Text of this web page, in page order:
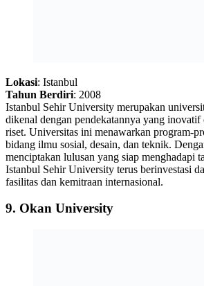
Lokasi: Istanbul
Tahun Berdiri: 2008
Istanbul Sehir University merupakan
dikenal dengan pendekatannya yang
riset. Universitas ini menawarkan program-
bidang ilmu sosial, desain, dan teknik.
menciptakan lulusan yang siap menghadapi
Istanbul Sehir University terus berinvestasi
fasilitas dan kemitraan internasional.
9. Okan University